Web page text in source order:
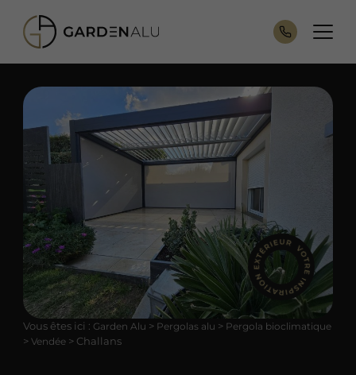
Vous êtes ici : Garden Alu > Pergolas alu > Pergola bioclimatique
>Vendée > Challans